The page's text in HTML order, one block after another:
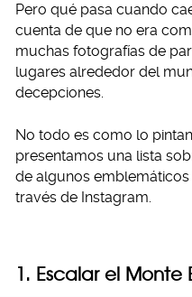
Pero qué pasa cuando
cuenta de que no era
muchas fotografías de
lugares alrededor del
decepciones.
No todo es como lo
presentamos una lista
de algunos
través de Instagram.
1. Escalar el Monte